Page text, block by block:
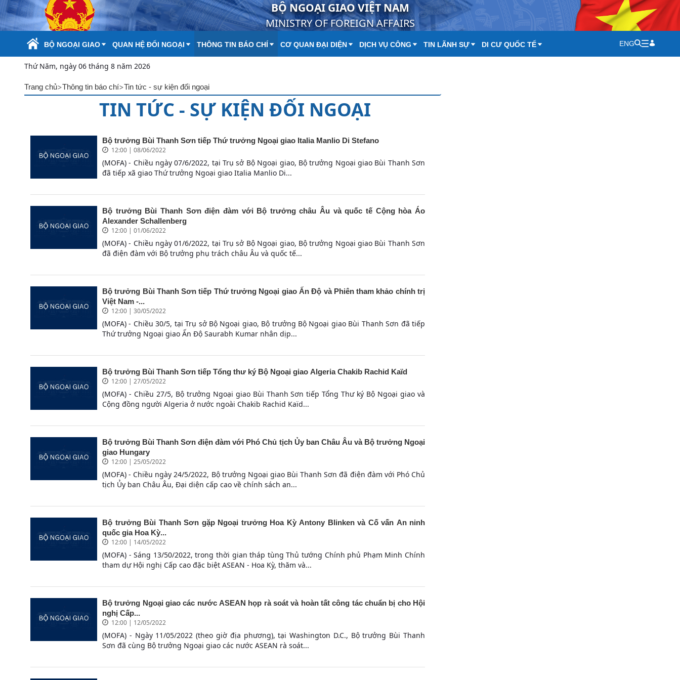
Skip to Main Content BỘ NGOẠI GIAO VIỆT NAM
MINISTRY OF FOREIGN AFFAIRS
BỘ NGOẠI GIAO QUAN HỆ ĐỐI NGOẠI THÔNG TIN BÁO CHÍ CƠ QUAN ĐẠI DIỆN DỊCH VỤ CÔNG TIN LÃNH SỰ DI CƯ QUỐC TẾ ENG
Thứ Năm, ngày 06 tháng 8 năm 2026
Trang chủ>Thông tin báo chí>Tin tức - sự kiện đối ngoại
TIN TỨC - SỰ KIỆN ĐỐI NGOẠI
Bộ trưởng Bùi Thanh Sơn tiếp Thứ trưởng Ngoại giao Italia Manlio Di Stefano
12:00 | 08/06/2022
(MOFA) - Chiều ngày 07/6/2022, tại Trụ sở Bộ Ngoại giao, Bộ trưởng Ngoại giao Bùi Thanh Sơn
đã tiếp xã giao Thứ trưởng Ngoại giao Italia Manlio Di...
Bộ trưởng Bùi Thanh Sơn điện đàm với Bộ trưởng châu Âu và quốc tế Cộng hòa Áo
Alexander Schallenberg
12:00 | 01/06/2022
(MOFA) - Chiều ngày 01/6/2022, tại Trụ sở Bộ Ngoại giao, Bộ trưởng Ngoại giao Bùi Thanh Sơn
đã điện đàm với Bộ trưởng phụ trách châu Âu và quốc tế...
Bộ trưởng Bùi Thanh Sơn tiếp Thứ trưởng Ngoại giao Ấn Độ và Phiên tham khảo chính trị
Việt Nam -...
12:00 | 30/05/2022
(MOFA) - Chiều 30/5, tại Trụ sở Bộ Ngoại giao, Bộ trưởng Bộ Ngoại giao Bùi Thanh Sơn đã tiếp
Thứ trưởng Ngoại giao Ấn Độ Saurabh Kumar nhân dịp...
Bộ trưởng Bùi Thanh Sơn tiếp Tổng thư ký Bộ Ngoại giao Algeria Chakib Rachid Kaïd
12:00 | 27/05/2022
(MOFA) - Chiều 27/5, Bộ trưởng Ngoại giao Bùi Thanh Sơn tiếp Tổng Thư ký Bộ Ngoại giao và
Cộng đồng người Algeria ở nước ngoài Chakib Rachid Kaïd...
Bộ trưởng Bùi Thanh Sơn điện đàm với Phó Chủ tịch Ủy ban Châu Âu và Bộ trưởng Ngoại
giao Hungary
12:00 | 25/05/2022
(MOFA) - Chiều ngày 24/5/2022, Bộ trưởng Ngoại giao Bùi Thanh Sơn đã điện đàm với Phó Chủ
tịch Ủy ban Châu Âu, Đại diện cấp cao về chính sách an...
Bộ trưởng Bùi Thanh Sơn gặp Ngoại trưởng Hoa Kỳ Antony Blinken và Cố vấn An ninh
quốc gia Hoa Kỳ...
12:00 | 14/05/2022
(MOFA) - Sáng 13/50/2022, trong thời gian tháp tùng Thủ tướng Chính phủ Phạm Minh Chính
tham dự Hội nghị Cấp cao đặc biệt ASEAN - Hoa Kỳ, thăm và...
Bộ trưởng Ngoại giao các nước ASEAN họp rà soát và hoàn tất công tác chuẩn bị cho Hội
nghị Cấp...
12:00 | 12/05/2022
(MOFA) - Ngày 11/05/2022 (theo giờ địa phương), tại Washington D.C., Bộ trưởng Bùi Thanh
Sơn đã cùng Bộ trưởng Ngoại giao các nước ASEAN rà soát...